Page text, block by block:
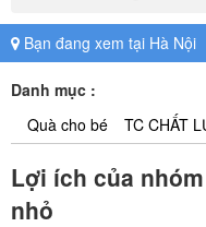
Bạn đang xem tại Hà Nội
Danh mục :
Quà cho bé
TC CHẤT
Lợi ích của
nhỏ